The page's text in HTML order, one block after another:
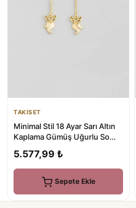
TAKISET
Minimal Stil 18 Ayar Sarı Altın
Kaplama Gümüş Uğurlu So
5.577,99 ₺
Sepete Ekle